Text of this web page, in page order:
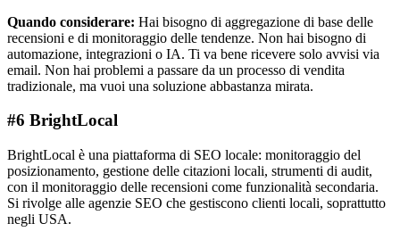
Quando considerare: Hai bisogno di aggregazione di base delle
recensioni e di monitoraggio delle tendenze. Non hai bisogno di
automazione, integrazioni o IA. Ti va bene ricevere solo avvisi via
email. Non hai problemi a passare da un processo di vendita
tradizionale, ma vuoi una soluzione abbastanza mirata.
#6 BrightLocal
BrightLocal è una piattaforma di SEO locale: monitoraggio del
posizionamento, gestione delle citazioni locali, strumenti di audit,
con il monitoraggio delle recensioni come funzionalità secondaria.
Si rivolge alle agenzie SEO che gestiscono clienti locali, soprattutto
negli USA.